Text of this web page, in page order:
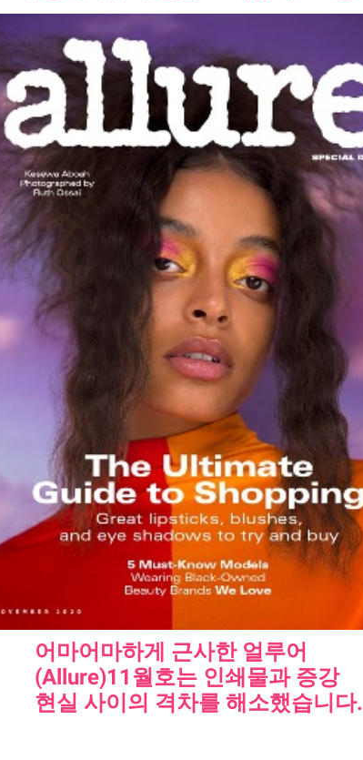
어마어마하게 근사한 얼루어
(Allure)11월호는 인쇄물과 증강
현실 사이의 격차를 해소했습니다.